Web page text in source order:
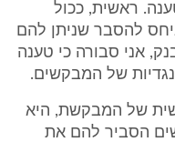
ראשית, ככול
להסבר שניתן להם
אני סבורה כי טענה
של המבקשים.
של המבקשת, היא
הסביר להם את